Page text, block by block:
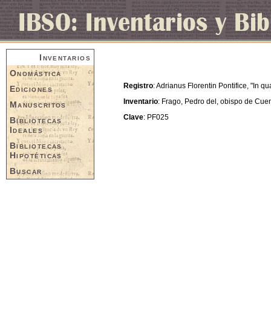
Inventarios
Onomástica
Ediciones
Manuscritos
Bibliotecas
Ideales
Bibliotecas
Hipotéticas
Buscar
Registro: Adrianus Florentin Pontifice, "In
Inventario: Frago, Pedro del, obispo de
Clave: PF025